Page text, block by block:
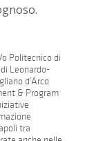
Politecnico di
Leonardo-
d’Arco
& Program
tra